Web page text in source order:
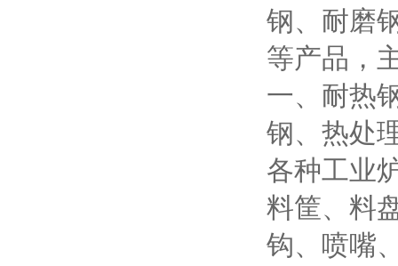
钢、耐磨
等产品
一、耐热
钢、热处
各种工业
料筐、料
钩、喷嘴